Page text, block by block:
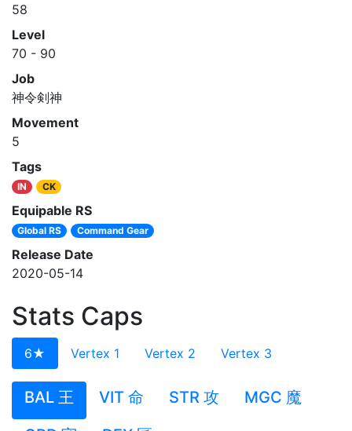
58
Level
70 - 90
Job
神令剣神
Movement
5
Tags
IN CK
Equipable RS
Global RS Command Gear
Release Date
2020-05-14
Stats Caps
6★ Vertex 1 Vertex 2 Vertex 3
BAL 王 VIT 命 STR 攻
MGC 魔